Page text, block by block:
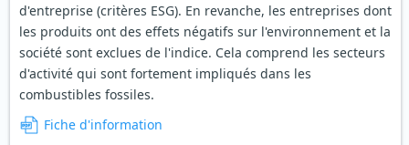
d'entreprise (critères ESG). En revanche, les entreprises dont
les produits ont des effets négatifs sur l'environnement et la
société sont exclues de l'indice. Cela comprend les secteurs
d'activité qui sont fortement impliqués dans les
combustibles fossiles.
Fiche d'information